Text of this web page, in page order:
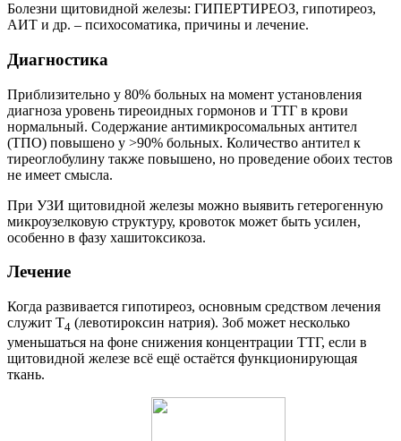
Болезни щитовидной железы: ГИПЕРТИРЕОЗ, гипотиреоз,
АИТ и др. – психосоматика, причины и лечение.
Диагностика
Приблизительно у 80% больных на момент установления
диагноза уровень тиреоидных гормонов и ТТГ в крови
нормальный. Содержание антимикросомальных антител
(ТПО) повышено у >90% больных. Количество антител к
тиреоглобулину также повышено, но проведение обоих тестов
не имеет смысла.
При УЗИ щитовидной железы можно выявить гетерогенную
микроузелковую структуру, кровоток может быть усилен,
особенно в фазу хашитоксикоза.
Лечение
Когда развивается гипотиреоз, основным средством лечения
служит Т4 (левотироксин натрия). Зоб может несколько
уменьшаться на фоне снижения концентрации ТТГ, если в
щитовидной железе всё ещё остаётся функционирующая
ткань.